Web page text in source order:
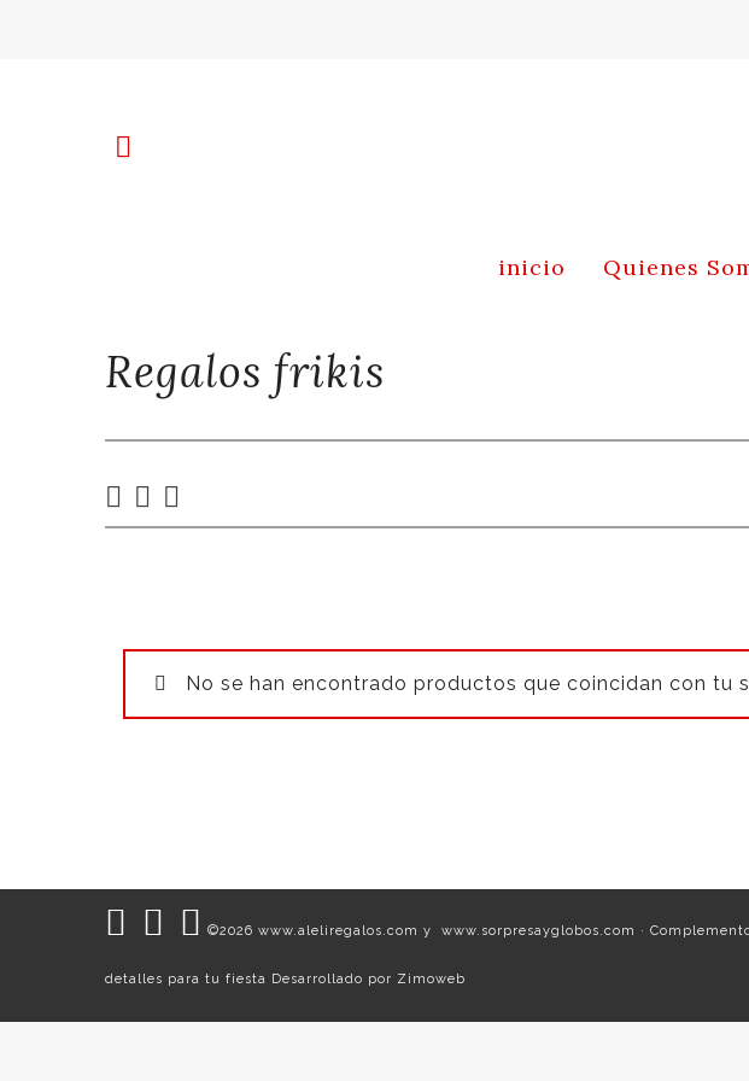
inicio Quienes
Regalos frikis
No se han encontrado productos que coincidan con tu
©2026 www.aleliregalos.com y www.sorpresayglobos.com ·
detalles para tu fiesta Desarrollado por Zimoweb